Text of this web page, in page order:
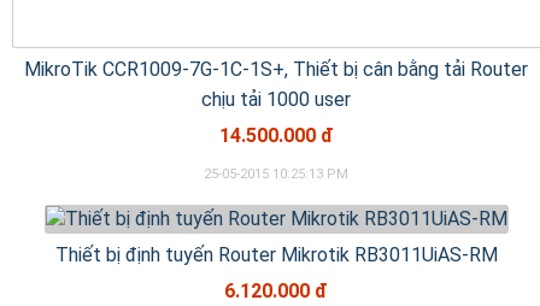
MikroTik CCR1009-7G-1C-1S+, Thiết bị cân bằng tải Router
chịu tải 1000 user
14.500.000 đ
25-05-2015 10:25:13 PM
Thiết bị định tuyến Router Mikrotik RB3011UiAS-RM
6.120.000 đ